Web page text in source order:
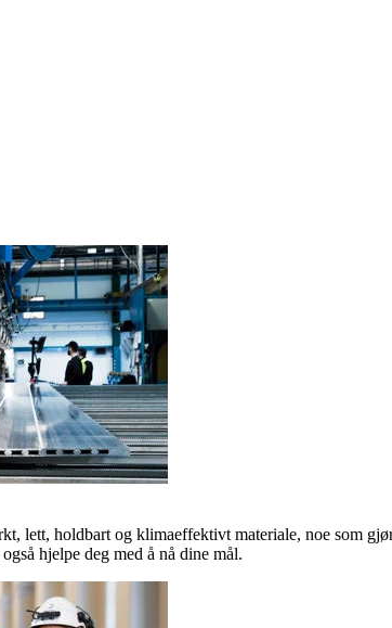
lett, holdbart og klimaeffektivt materiale, noe som
hjelpe deg med å nå dine mål.